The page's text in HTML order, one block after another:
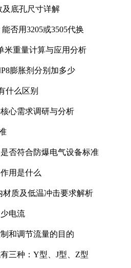
及底孔尺寸详解
否用3205或3505代换
米重量计算与应用分析
膨胀剂分别加多少
什么区别
心需求调研与分析
否符合防爆电气设备标准
用是什么
材质及低温冲击要求解析
电流
和调节流量的目的
三种：Y型、J型、Z型